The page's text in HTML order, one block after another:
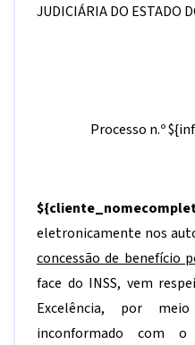
JUDICIÁRIA DO ESTADO
Processo n.º
eletronicamente nos
concessão de benefício
face do INSS, vem
Excelência, por
inconformado com